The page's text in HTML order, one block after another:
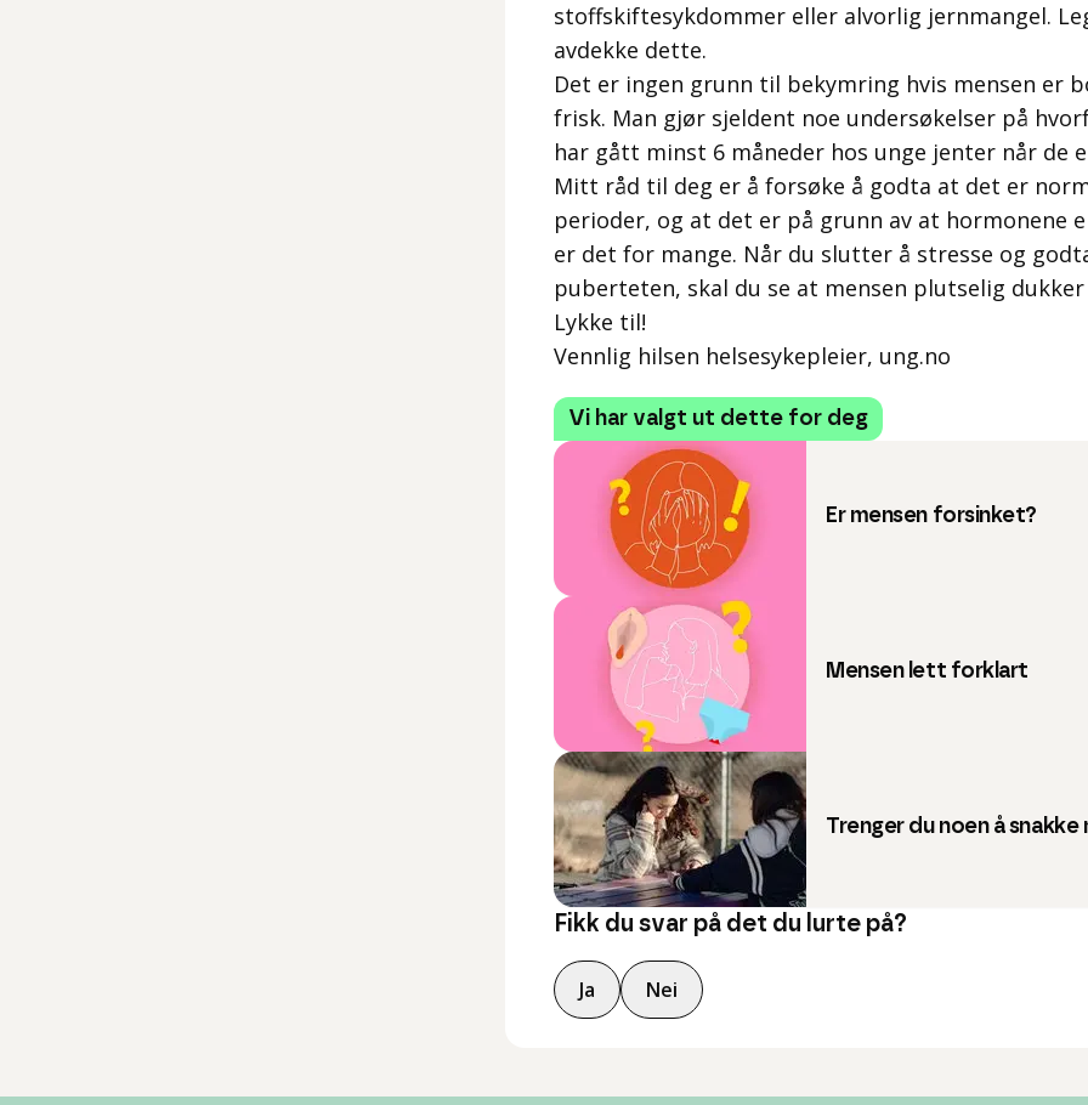
stoffskiftesykdommer eller alvorlig jernmangel.
avdekke dette.
Det er ingen grunn til bekymring hvis mensen er
frisk. Man gjør sjeldent noe undersøkelser på
har gått minst 6 måneder hos unge jenter når de
Mitt råd til deg er å forsøke å godta at det er
perioder, og at det er på grunn av at hormonene
er det for mange. Når du slutter å stresse og
puberteten, skal du se at mensen plutselig
Lykke til!
Vennlig hilsen helsesykepleier, ung.no
Vi har valgt ut dette for deg
Er mensen forsinket?
Mensen lett forklart
Trenger du noen å snakke
Fikk du svar på det du lurte på?
Ja Nei